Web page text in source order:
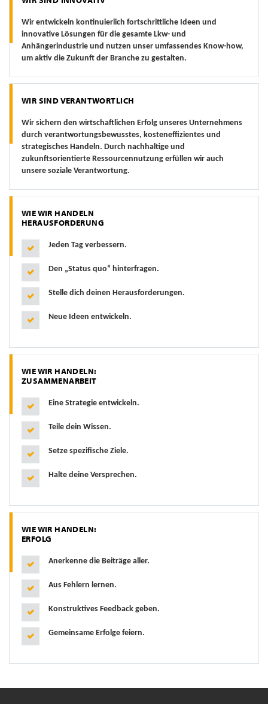
Wir entwickeln kontinuierlich fortschrittliche Ideen und
innovative Lösungen für die gesamte Lkw- und
Anhängerindustrie und nutzen unser umfassendes Know-how,
um aktiv die Zukunft der Branche zu gestalten.
WIR SIND VERANTWORTLICH
Wir sichern den wirtschaftlichen Erfolg unseres Unternehmens
durch verantwortungsbewusstes, kosteneffizientes und
strategisches Handeln. Durch nachhaltige und
zukunftsorientierte Ressourcennutzung erfüllen wir auch
unsere soziale Verantwortung.
WIE WIR HANDELN
HERAUSFORDERUNG
Jeden Tag verbessern.
Den „Status quo“ hinterfragen.
Stelle dich deinen Herausforderungen.
Neue Ideen entwickeln.
WIE WIR HANDELN:
ZUSAMMENARBEIT
Eine Strategie entwickeln.
Teile dein Wissen.
Setze spezifische Ziele.
Halte deine Versprechen.
WIE WIR HANDELN:
ERFOLG
Anerkenne die Beiträge aller.
Aus Fehlern lernen.
Konstruktives Feedback geben.
Gemeinsame Erfolge feiern.